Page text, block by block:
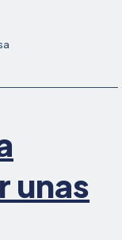
unas